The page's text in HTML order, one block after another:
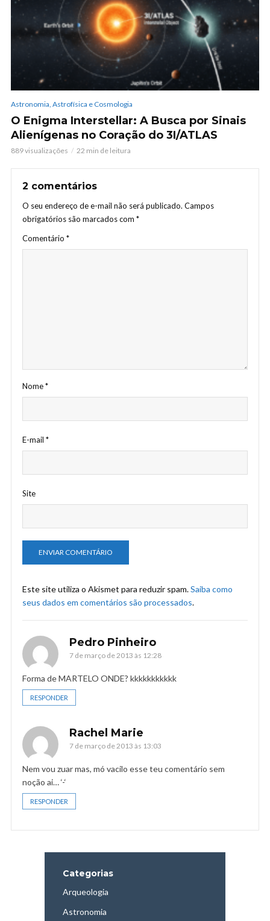
Astronomia, Astrofísica e Cosmologia
O Enigma Interstellar: A Busca por Sinais
Alienígenas no Coração do 3I/ATLAS
889 visualizações 22 min de leitura
2 comentários
O seu endereço de e-mail não será publicado. Campos
obrigatórios são marcados com *
Comentário *
Nome*
E-mail *
Site
Este site utiliza o Akismet para reduzir spam.Saiba como
seus dados em comentários são processados.
Pedro Pinheiro
7 de março de 2013 às 12:28
Forma de MARTELO ONDE? kkkkkkkkkkk
RESPONDER
Rachel Marie
7 de março de 2013 às 13:03
Nem vou zuar mas, mó vacilo esse teu comentário sem
noção ai… ‘-‘
RESPONDER
Categorias
Arqueologia
Astronomia